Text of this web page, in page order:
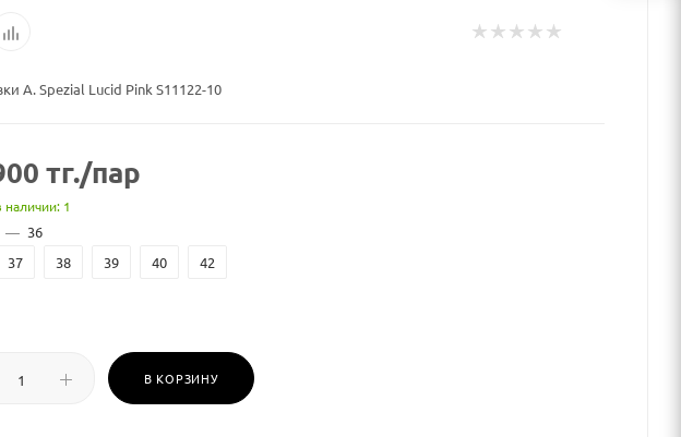
А. Spezial Lucid Pink S11122-10
тг./пар
наличии: 1
— 36
37 38 39 40 42
В КОРЗИНУ